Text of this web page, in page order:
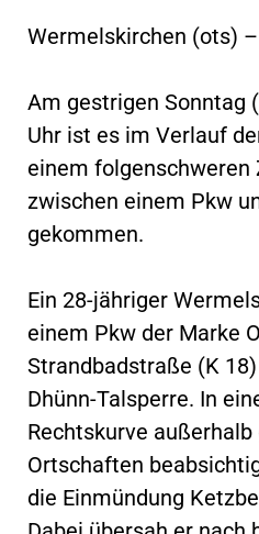
Wermelskirchen (ots) –
Am gestrigen Sonntag
Uhr ist es im Verlauf
einem
zwischen einem Pkw
gekommen.
Ein 28-jähriger
einem Pkw der Marke
Strandbadstraße (K
Dhünn-Talsperre. In
Rechtskurve
Ortschaften
die Einmündung